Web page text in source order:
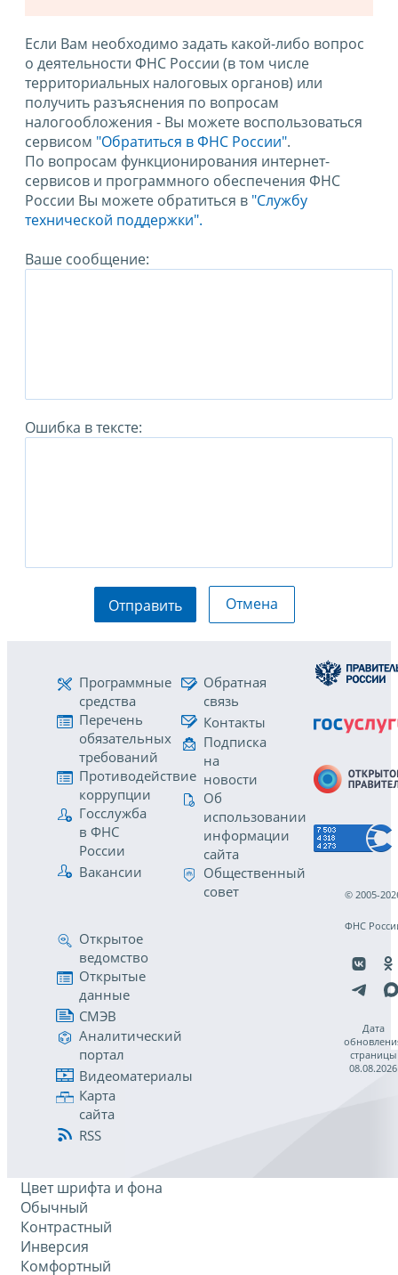
Если Вам необходимо задать какой-либо вопрос
о деятельности ФНС России (в том числе
территориальных налоговых органов) или
получить разъяснения по вопросам
налогообложения - Вы можете воспользоваться
сервисом "Обратиться в ФНС России".
По вопросам функционирования интернет-
сервисов и программного обеспечения ФНС
России Вы можете обратиться в "Службу
технической поддержки".
Ваше сообщение:
Ошибка в тексте:
Отправить Отмена
Программные
средства
Перечень
обязательных
требований
Противодействие
коррупции
Госслужба
в ФНС
России
Вакансии
Обратная
связь
Контакты
Подписка
на
новости
Об
использовании
информации
сайта
Общественный
совет
Открытое
ведомство
Открытые
данные
СМЭВ
Аналитический
портал
Видеоматериалы
Карта
сайта
RSS
© 2005-
ФНС
Дата
страницы
08.08.2026
Цвет шрифта и фона
Обычный
Контрастный
Инверсия
Комфортный